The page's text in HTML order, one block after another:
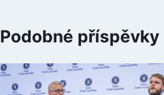
Podobné příspěvky